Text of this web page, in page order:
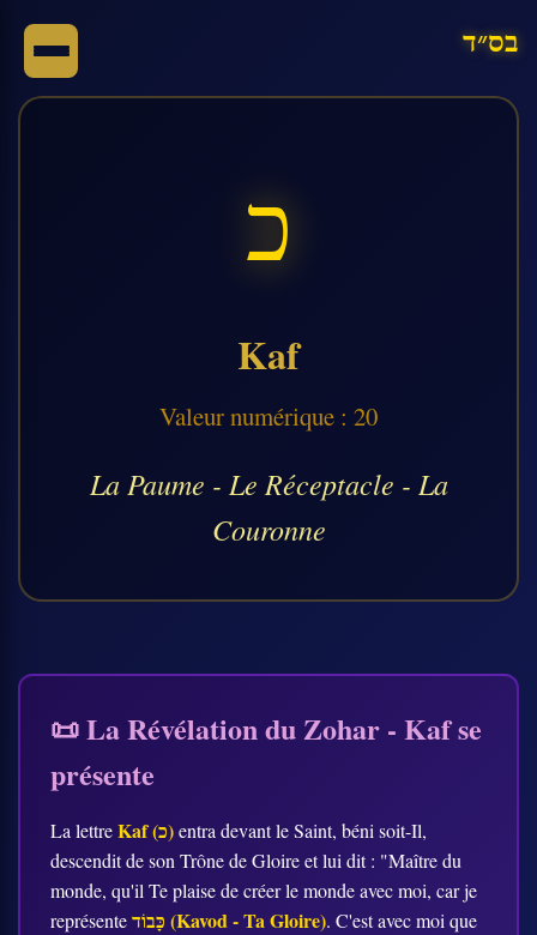
בס״ד
כ
Kaf
Valeur numérique : 20
La Paume - Le Réceptacle - La
Couronne
📜 La Révélation du Zohar - Kaf se
présente
La lettre Kaf (כ)entra devant le Saint, béni soit-Il,
descendit de son Trône de Gloire et lui dit : "Maître du
monde, qu'il Te plaise de créer le monde avec moi, car je
représente
כָּבוֹד (Kavod - Ta Gloire). C'est avec moi que